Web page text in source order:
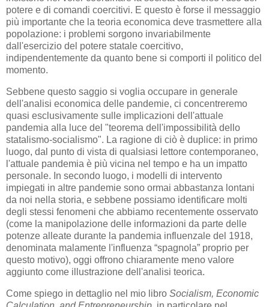
potere e di comandi coercitivi. E questo è forse il messaggio
più importante che la teoria economica deve trasmettere alla
popolazione: i problemi sorgono invariabilmente
dall'esercizio del potere statale coercitivo,
indipendentemente da quanto bene si comporti il politico del
momento.
Sebbene questo saggio si voglia occupare in generale
dell'analisi economica delle pandemie, ci concentreremo
quasi esclusivamente sulle implicazioni dell'attuale
pandemia alla luce del "teorema dell'impossibilità dello
statalismo-socialismo". La ragione di ciò è duplice: in primo
luogo, dal punto di vista di qualsiasi lettore contemporaneo,
l'attuale pandemia è più vicina nel tempo e ha un impatto
personale. In secondo luogo, i modelli di intervento
impiegati in altre pandemie sono ormai abbastanza lontani
da noi nella storia, e sebbene possiamo identificare molti
degli stessi fenomeni che abbiamo recentemente osservato
(come la manipolazione delle informazioni da parte delle
potenze alleate durante la pandemia influenzale del 1918,
denominata malamente l'influenza “spagnola” proprio per
questo motivo), oggi offrono chiaramente meno valore
aggiunto come illustrazione dell'analisi teorica.
Come spiego in dettaglio nel mio libro Socialism, Economic